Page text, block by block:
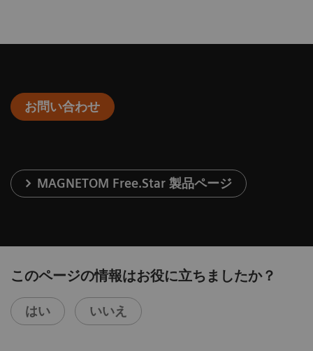
お問い合わせ
MAGNETOM Free.Star 製品ページ
このページの情報はお役に立ちましたか？
はい いいえ